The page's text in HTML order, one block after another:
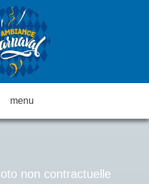
menu
non contractuelle